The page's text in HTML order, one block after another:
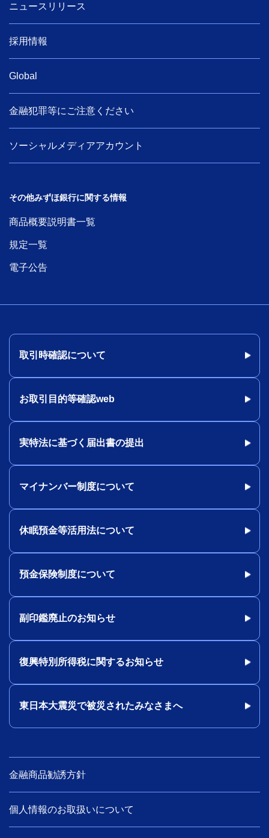
ニュースリリース
採用情報
Global
金融犯罪等にご注意ください
ソーシャルメディアアカウント
その他みずほ銀行に関する情報
商品概要説明書一覧
規定一覧
電子公告
取引時確認について
お取引目的等確認web
実特法に基づく届出書の提出
マイナンバー制度について
休眠預金等活用法について
預金保険制度について
副印鑑廃止のお知らせ
復興特別所得税に関するお知らせ
東日本大震災で被災されたみなさまへ
金融商品勧誘方針
個人情報のお取扱いについて